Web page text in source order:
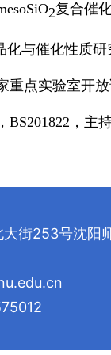
2复合催
与催化性质
点实验室开
BS201822，主
街253号沈阳